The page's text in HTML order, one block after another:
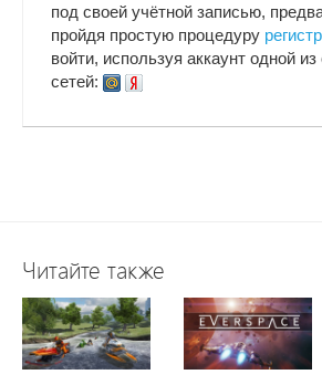
под своей учётной записью,
пройдя простую процедуру
войти, используя аккаунт одной
сетей:
Читайте также